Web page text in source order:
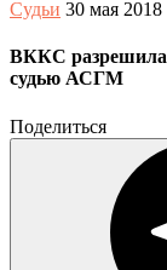
Судьи 30 мая 2018
ВККС
судью АСГМ
Поделиться